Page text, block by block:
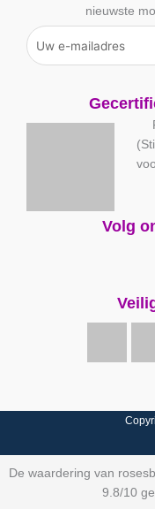
nieuwste
Volg
De waardering van
9.8/10